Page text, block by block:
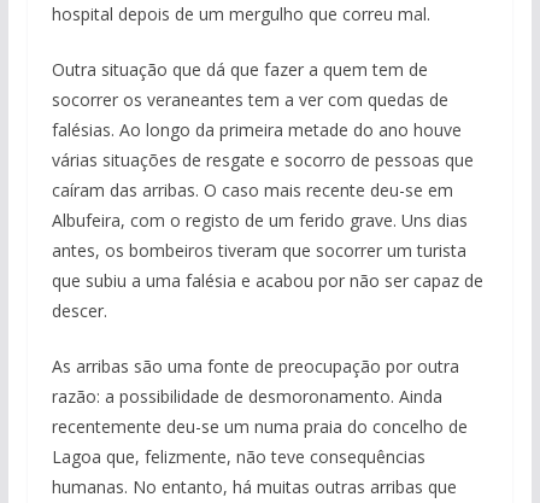
hospital depois de um mergulho que correu mal.
Outra situação que dá que fazer a quem tem de
socorrer os veraneantes tem a ver com quedas de
falésias. Ao longo da primeira metade do ano houve
várias situações de resgate e socorro de pessoas que
caíram das arribas. O caso mais recente deu-se em
Albufeira, com o registo de um ferido grave. Uns dias
antes, os bombeiros tiveram que socorrer um turista
que subiu a uma falésia e acabou por não ser capaz de
descer.
As arribas são uma fonte de preocupação por outra
razão: a possibilidade de desmoronamento. Ainda
recentemente deu-se um numa praia do concelho de
Lagoa que, felizmente, não teve consequências
humanas. No entanto, há muitas outras arribas que